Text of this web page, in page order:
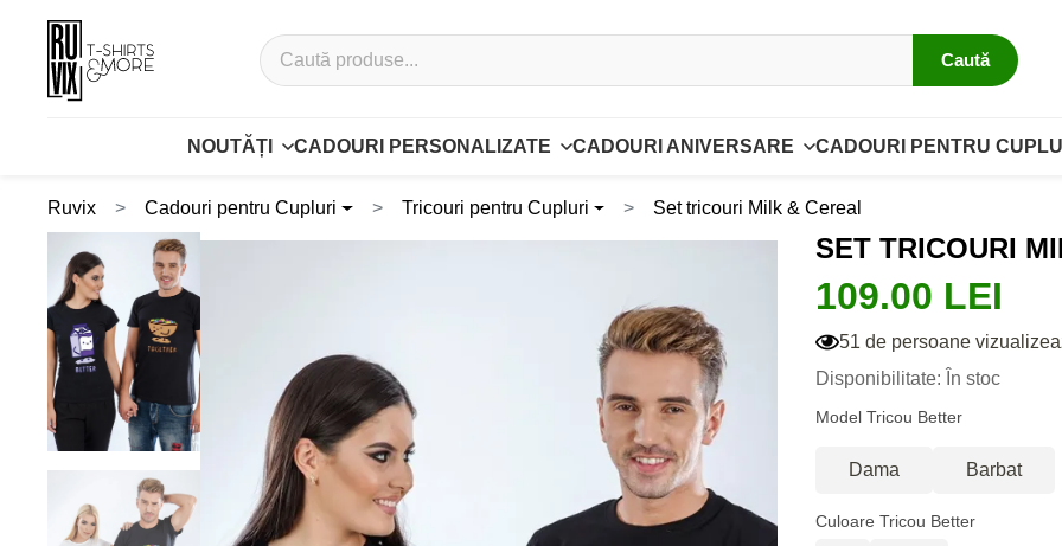
Caută
NOUTĂȚI CADOURI PERSONALIZATE CADOURI ANIVERSARE CADOURI PENTRU
Ruvix Cadouri pentru Cupluri Tricouri pentru Cupluri Set tricouri Milk & Cereal
SET TRICOURI
109.00 LEI
51 de persoane
Disponibilitate: În stoc
Model Tricou Better
Dama Barbat
Culoare Tricou Better